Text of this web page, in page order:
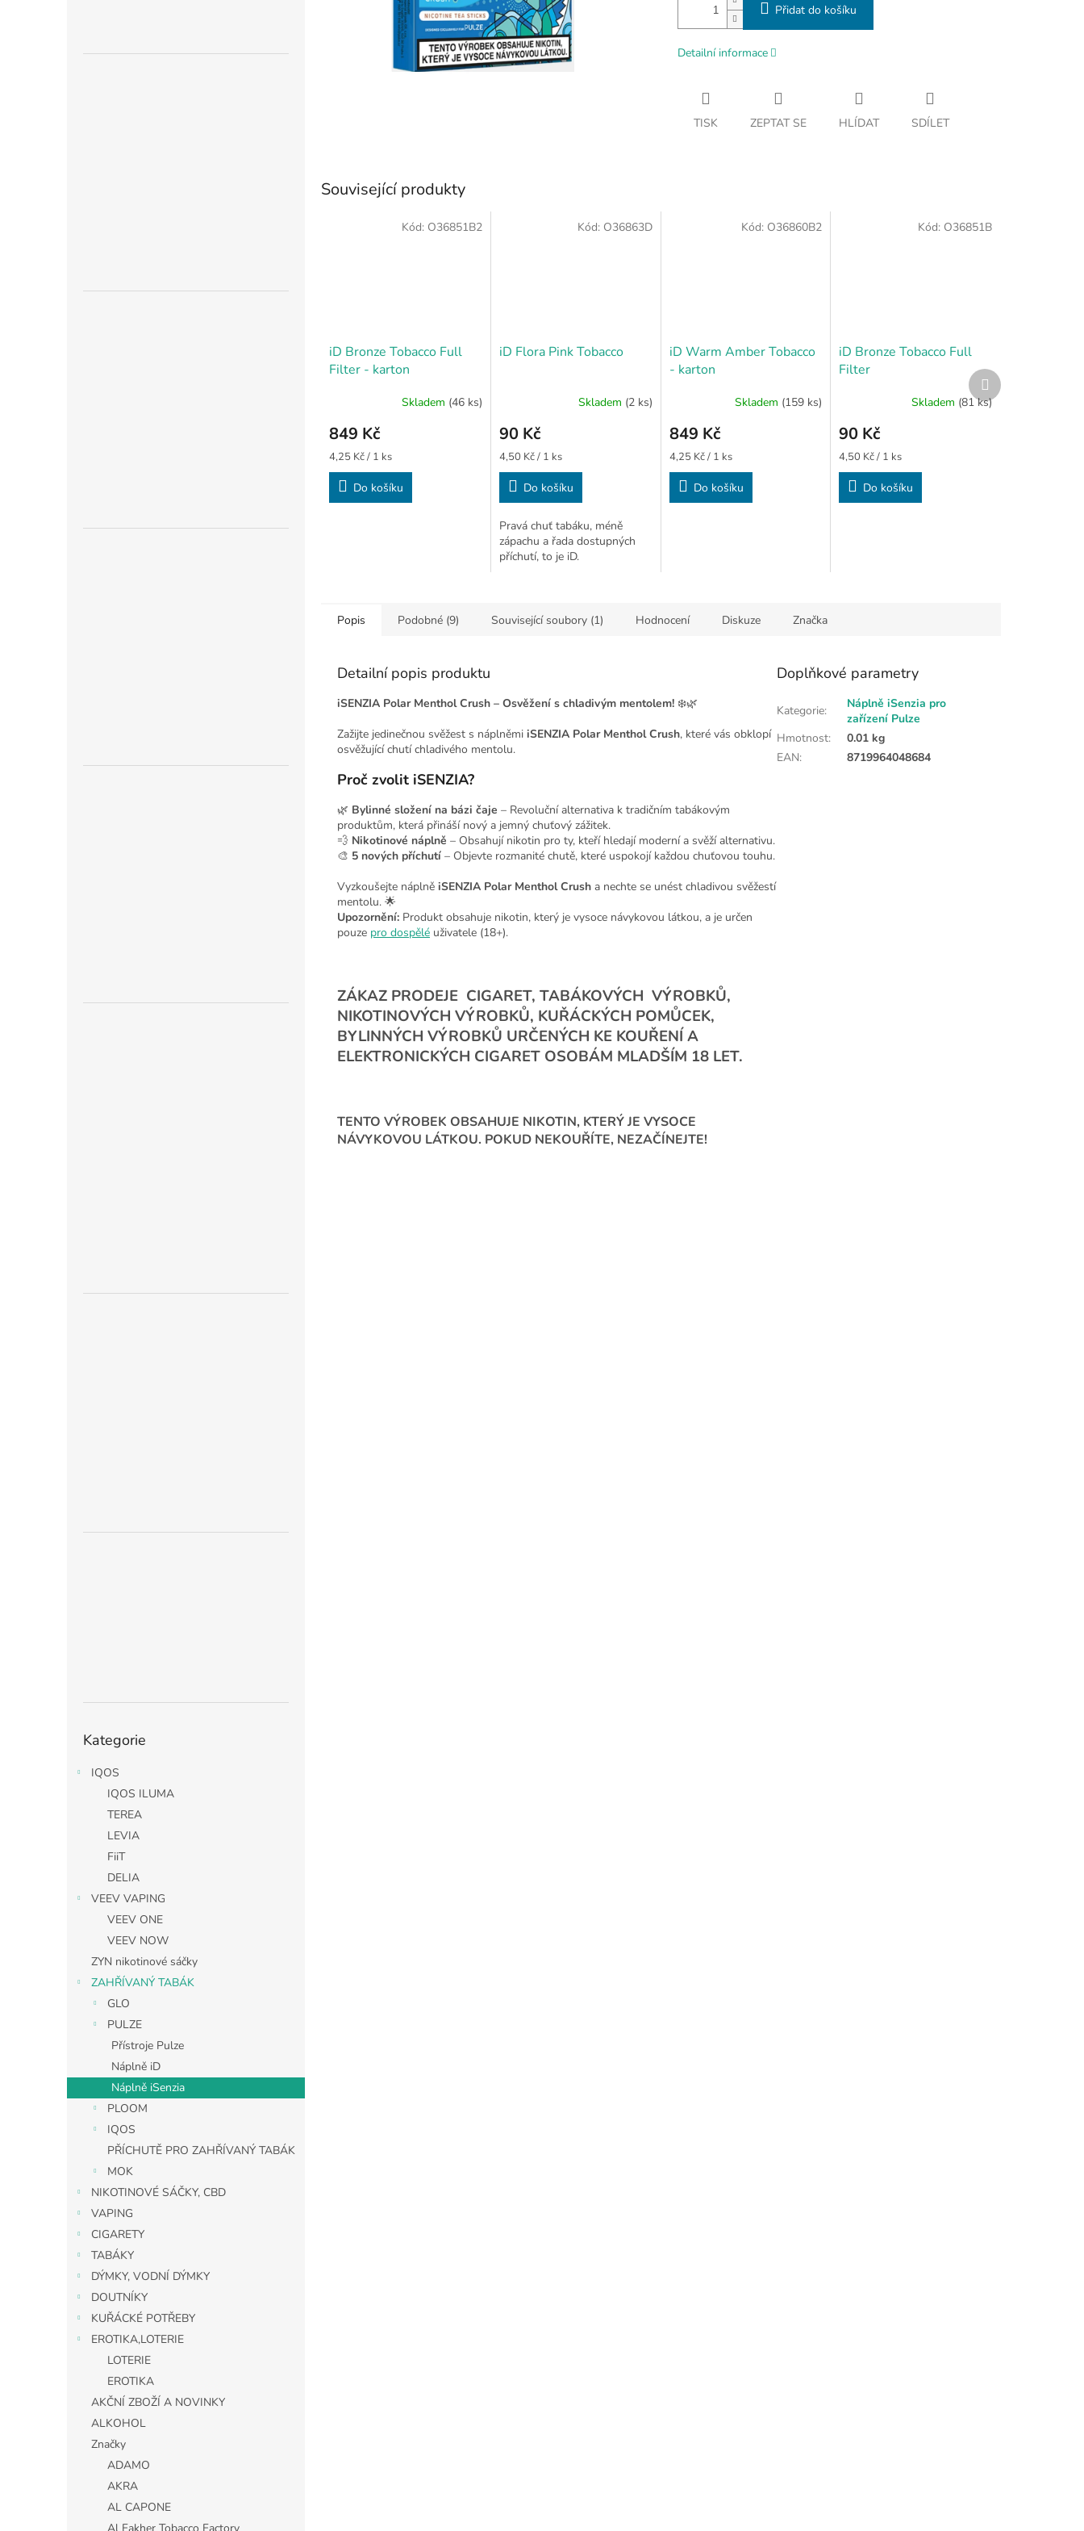
kategorie
Kategorie
IQOS
IQOS ILUMA
TEREA
LEVIA
FiiT
DELIA
VEEV VAPING
VEEV ONE
VEEV NOW
ZYN nikotinové sáčky
ZAHŘÍVANÝ TABÁK
GLO
PULZE
Přístroje Pulze
Náplně iD
Náplně iSenzia
PLOOM
IQOS
PŘÍCHUTĚ PRO ZAHŘÍVANÝ TABÁK
MOK
NIKOTINOVÉ SÁČKY, CBD
VAPING
CIGARETY
TABÁKY
DÝMKY, VODNÍ DÝMKY
DOUTNÍKY
KUŘÁCKÉ POTŘEBY
EROTIKA,LOTERIE
LOTERIE
EROTIKA
AKČNÍ ZBOŽÍ A NOVINKY
ALKOHOL
Značky
ADAMO
AKRA
AL CAPONE
Al Fakher Tobacco Factory
Přidat do košíku
Detailní informace
TISK ZEPTAT SE HLÍDAT SDÍLET
Související produkty
iD Bronze Tobacco Full
Filter - karton
Skladem (46 ks)
849 Kč
Měrná
cena:
4,25 Kč / 1 ks
Do košíku
Kód: O36851B2
iD Flora Pink Tobacco
Skladem (2 ks)
90 Kč
Měrná
cena:
4,50 Kč / 1 ks
Do košíku
Pravá chuť tabáku, méně
zápachu a řada dostupných
příchutí, to je iD.
Kód: O36863D
iD Warm Amber Tobacco
- karton
Skladem (159 ks)
849 Kč
Měrná
cena:
4,25 Kč / 1 ks
Do košíku
Kód: O36860B2
iD Bronze Tobacco Full
Filter
Skladem (81 ks)
90 Kč
Měrná
cena:
4,50 Kč / 1 ks
Do košíku
Kód: O36851B
Další
produkt
Popis Podobné (9) Související soubory (1) Hodnocení Diskuze Značka
Detailní popis produktu
iSENZIA Polar Menthol Crush – Osvěžení s chladivým mentolem! ❄️🌿
Zažijte jedinečnou svěžest s náplněmi iSENZIA Polar Menthol Crush, které vás obklopí
osvěžující chutí chladivého mentolu.
Proč zvolit iSENZIA?
🌿 Bylinné složení na bázi čaje – Revoluční alternativa k tradičním tabákovým
produktům, která přináší nový a jemný chuťový zážitek.
💨 Nikotinové náplně – Obsahují nikotin pro ty, kteří hledají moderní a svěží alternativu.
🎨 5 nových příchutí – Objevte rozmanité chutě, které uspokojí každou chuťovou touhu.
Vyzkoušejte náplně iSENZIA Polar Menthol Crush a nechte se unést chladivou svěžestí
mentolu. 🌟
Upozornění: Produkt obsahuje nikotin, který je vysoce návykovou látkou, a je určen
pouze pro dospělé uživatele (18+).
ZÁKAZ PRODEJE CIGARET, TABÁKOVÝCH VÝROBKŮ,
NIKOTINOVÝCH VÝROBKŮ, KUŘÁCKÝCH POMŮCEK,
BYLINNÝCH VÝROBKŮ URČENÝCH KE KOUŘENÍ A
ELEKTRONICKÝCH CIGARET OSOBÁM MLADŠÍM 18 LET.
TENTO VÝROBEK OBSAHUJE NIKOTIN, KTERÝ JE VYSOCE
NÁVYKOVOU LÁTKOU. POKUD NEKOUŘÍTE, NEZAČÍNEJTE!
Doplňkové parametry
Kategorie:
Náplně iSenzia pro
zařízení Pulze
Hmotnost:
0.01 kg
EAN: 8719964048684